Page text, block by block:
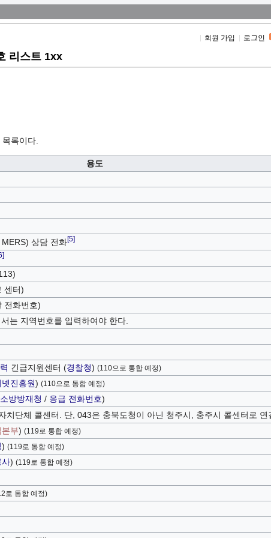
회원 가입 로그인
리스트 1xx
록이다.
용도
상담 전화[5]
센터)
전화번호)
는 지역번호를 입력하여야 한다.
긴급지원센터 (경찰청) (110으로 통합 예정)
진흥원) (110으로 통합 예정)
소방방재청 / 응급 전화번호)
치단체 콜센터. 단, 043은 충북도청이 아닌 청주시, 충주시 콜센터로 연
부) (119로 통합 예정)
) (119로 통합 예정)
사) (119로 통합 예정)
로 통합 예정)